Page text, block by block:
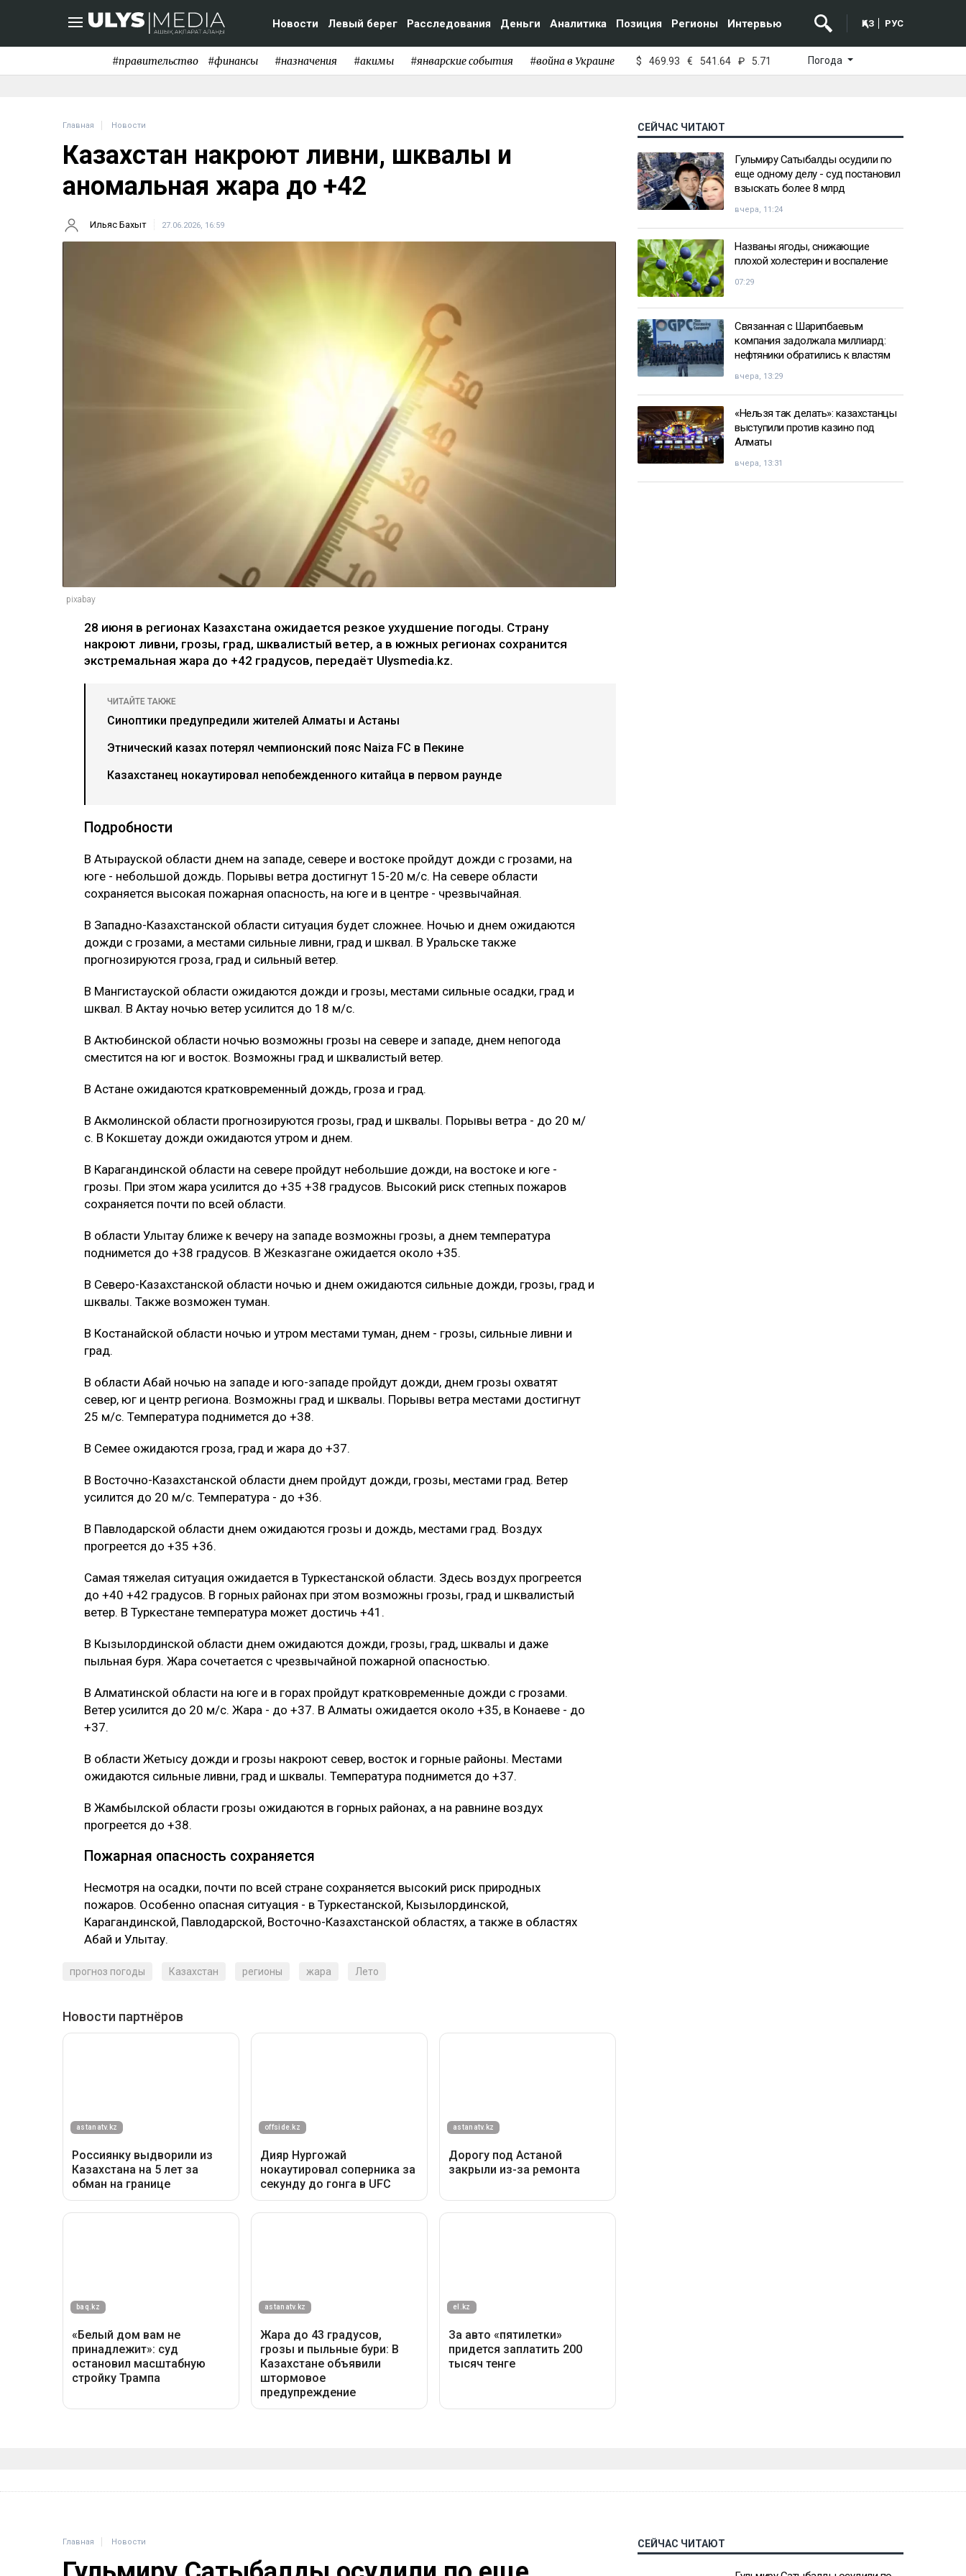
Новости Левый берег Расследования Деньги Аналитика Позиция Регионы Интервью ҚАЗ РУС
#правительство #финансы #назначения #акимы #январские события #война в Украине $ 469.93 € 541.64 ₽ 5.71 Погода
Главная Новости
Казахстан накроют ливни, шквалы и
аномальная жара до +42
Ильяс Бахыт 27.06.2026, 16:59
pixabay
28 июня в регионах Казахстана ожидается резкое ухудшение погоды. Страну
накроют ливни, грозы, град, шквалистый ветер, а в южных регионах сохранится
экстремальная жара до +42 градусов, передаёт Ulysmedia.kz.
ЧИТАЙТЕ ТАКЖЕ
Синоптики предупредили жителей Алматы и Астаны
Этнический казах потерял чемпионский пояс Naiza FC в Пекине
Казахстанец нокаутировал непобежденного китайца в первом раунде
Подробности
В Атырауской области днем на западе, севере и востоке пройдут дожди с грозами, на
юге - небольшой дождь. Порывы ветра достигнут 15-20 м/с. На севере области
сохраняется высокая пожарная опасность, на юге и в центре - чрезвычайная.
В Западно-Казахстанской области ситуация будет сложнее. Ночью и днем ожидаются
дожди с грозами, а местами сильные ливни, град и шквал. В Уральске также
прогнозируются гроза, град и сильный ветер.
В Мангистауской области ожидаются дожди и грозы, местами сильные осадки, град и
шквал. В Актау ночью ветер усилится до 18 м/с.
В Актюбинской области ночью возможны грозы на севере и западе, днем непогода
сместится на юг и восток. Возможны град и шквалистый ветер.
В Астане ожидаются кратковременный дождь, гроза и град.
В Акмолинской области прогнозируются грозы, град и шквалы. Порывы ветра - до 20 м/
с. В Кокшетау дожди ожидаются утром и днем.
В Карагандинской области на севере пройдут небольшие дожди, на востоке и юге -
грозы. При этом жара усилится до +35 +38 градусов. Высокий риск степных пожаров
сохраняется почти по всей области.
В области Улытау ближе к вечеру на западе возможны грозы, а днем температура
поднимется до +38 градусов. В Жезказгане ожидается около +35.
В Северо-Казахстанской области ночью и днем ожидаются сильные дожди, грозы, град и
шквалы. Также возможен туман.
В Костанайской области ночью и утром местами туман, днем - грозы, сильные ливни и
град.
В области Абай ночью на западе и юго-западе пройдут дожди, днем грозы охватят
север, юг и центр региона. Возможны град и шквалы. Порывы ветра местами достигнут
25 м/с. Температура поднимется до +38.
В Семее ожидаются гроза, град и жара до +37.
В Восточно-Казахстанской области днем пройдут дожди, грозы, местами град. Ветер
усилится до 20 м/с. Температура - до +36.
В Павлодарской области днем ожидаются грозы и дождь, местами град. Воздух
прогреется до +35 +36.
Самая тяжелая ситуация ожидается в Туркестанской области. Здесь воздух прогреется
до +40 +42 градусов. В горных районах при этом возможны грозы, град и шквалистый
ветер. В Туркестане температура может достичь +41.
В Кызылординской области днем ожидаются дожди, грозы, град, шквалы и даже
пыльная буря. Жара сочетается с чрезвычайной пожарной опасностью.
В Алматинской области на юге и в горах пройдут кратковременные дожди с грозами.
Ветер усилится до 20 м/с. Жара - до +37. В Алматы ожидается около +35, в Конаеве - до
+37.
В области Жетысу дожди и грозы накроют север, восток и горные районы. Местами
ожидаются сильные ливни, град и шквалы. Температура поднимется до +37.
В Жамбылской области грозы ожидаются в горных районах, а на равнине воздух
прогреется до +38.
Пожарная опасность сохраняется
Несмотря на осадки, почти по всей стране сохраняется высокий риск природных
пожаров. Особенно опасная ситуация - в Туркестанской, Кызылординской,
Карагандинской, Павлодарской, Восточно-Казахстанской областях, а также в областях
Абай и Улытау.
прогноз погоды Казахстан регионы жара Лето
СЕЙЧАС ЧИТАЮТ
Гульмиру Сатыбалды осудили по
еще одному делу - суд постановил
взыскать более 8 млрд
вчера, 11:24
Названы ягоды, снижающие
плохой холестерин и воспаление
07:29
Связанная с Шарипбаевым
компания задолжала миллиард:
нефтяники обратились к властям
вчера, 13:29
«Нельзя так делать»: казахстанцы
выступили против казино под
Алматы
вчера, 13:31
Главная Новости СЕЙЧАС ЧИТАЮТ